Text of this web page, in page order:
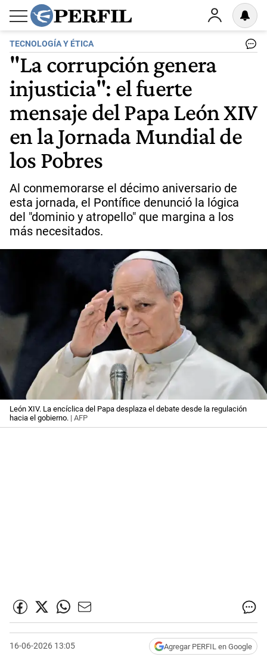
TECNOLOGÍA Y ÉTICA
"La corrupción genera
injusticia": el fuerte
mensaje del Papa León XIV
en la Jornada Mundial de
los Pobres
Al conmemorarse el décimo aniversario de
esta jornada, el Pontífice denunció la lógica
del "dominio y atropello" que margina a los
más necesitados.
León XIV. La encíclica del Papa desplaza el debate desde la regulación
hacia el gobierno. | AFP
16-06-2026 13:05 Agregar PERFIL en Google